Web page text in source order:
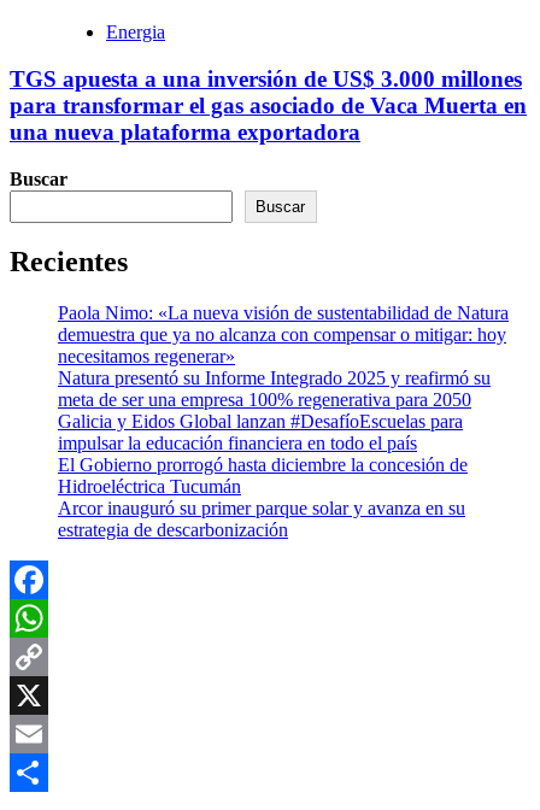
Energia
TGS apuesta a una inversión de US$ 3.000 millones
para transformar el gas asociado de Vaca Muerta en
una nueva plataforma exportadora
Buscar
Buscar
Recientes
Paola Nimo: «La nueva visión de sustentabilidad de Natura
demuestra que ya no alcanza con compensar o mitigar: hoy
necesitamos regenerar»
Natura presentó su Informe Integrado 2025 y reafirmó su
meta de ser una empresa 100% regenerativa para 2050
Galicia y Eidos Global lanzan #DesafíoEscuelas para
impulsar la educación financiera en todo el país
El Gobierno prorrogó hasta diciembre la concesión de
Hidroeléctrica Tucumán
Arcor inauguró su primer parque solar y avanza en su
estrategia de descarbonización
Facebook
WhatsApp
Copy
Link
X
Email